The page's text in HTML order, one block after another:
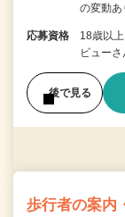
の変動
応募資格
18歳以
ビューさ
後で見る
歩行者の案内